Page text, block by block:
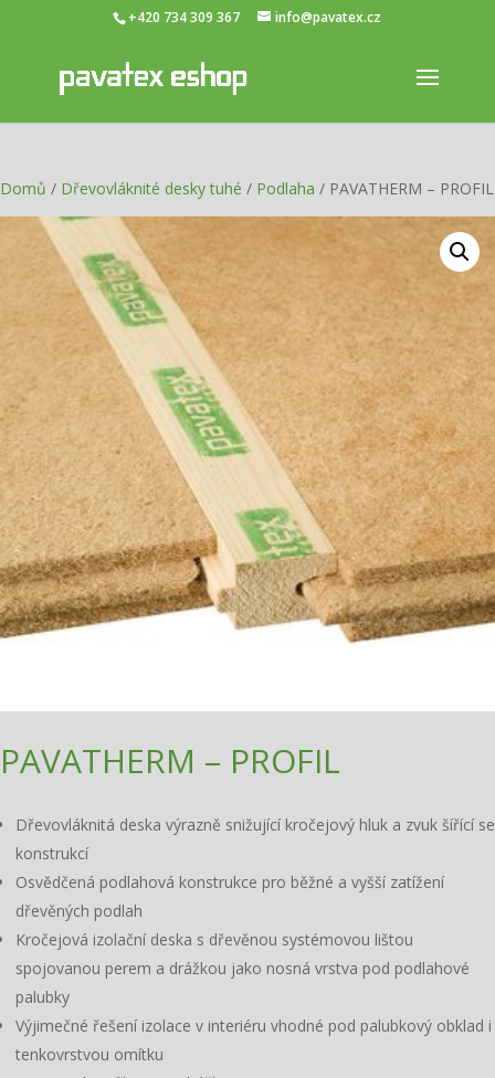
+420 734 309 367 info@pavatex.cz
Domů / Dřevovláknité desky tuhé / Podlaha / PAVATHERM – PROFIL
PAVATHERM – PROFIL
Dřevovláknitá deska výrazně snižující kročejový hluk a zvuk šířící se
konstrukcí
Osvědčená podlahová konstrukce pro běžné a vyšší zatížení
dřevěných podlah
Kročejová izolační deska s dřevěnou systémovou lištou
spojovanou perem a drážkou jako nosná vrstva pod podlahové
palubky
Výjimečné řešení izolace v interiéru vhodné pod palubkový obklad i
tenkovrstvou omítku